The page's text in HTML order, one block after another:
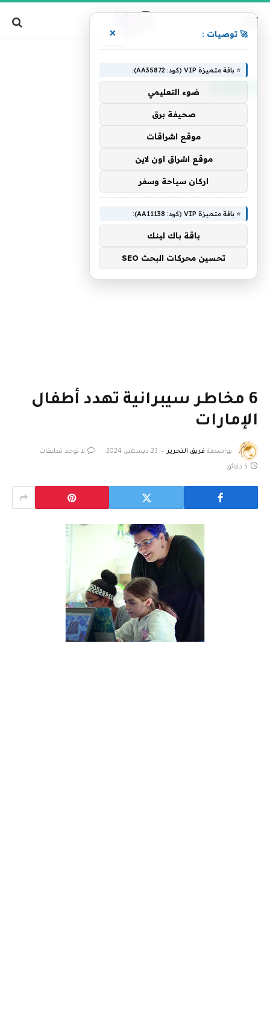
6 مخاطر سيبرانية تهدد أطفال
الإمارات
بواسطة فريق التحرير 23 ديسمبر، 2024 لا توجد تعليقات
5 دقائق
🚀 توصيات : ×
⭐ باقة متميزة VIP (كود: AA35872):
ضوء التعليمي
صحيفة برق
موقع اشراقات
موقع اشراق اون لاين
اركان سياحة وسفر
⭐ باقة متميزة VIP (كود: AA11138):
باقة باك لينك
تحسين محركات البحث SEO